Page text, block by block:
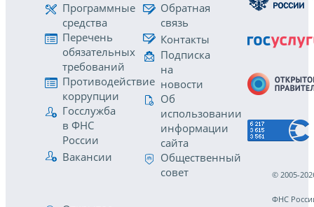
Программные
средства
Перечень
обязательных
требований
Противодействие
коррупции
Госслужба
в ФНС
России
Вакансии
Обратная
связь
Контакты
Подписка
на
новости
Об
использовании
информации
сайта
Общественный
совет
© 2005-
ФНС